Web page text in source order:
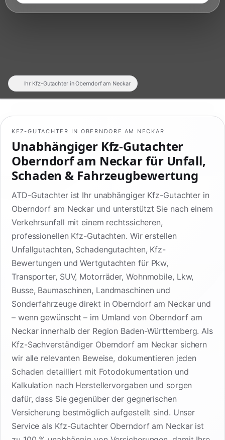
KFZ-GUTACHTER IN OBERNDORF AM NECKAR
Unabhängiger Kfz-Gutachter
Oberndorf am Neckar für Unfall,
Schaden & Fahrzeugbewertung
ATD-Gutachter ist Ihr unabhängiger Kfz-Gutachter in
Oberndorf am Neckar und unterstützt Sie nach einem
Verkehrsunfall mit einem rechtssicheren,
professionellen Kfz-Gutachten. Wir erstellen
Unfallgutachten, Schadengutachten, Kfz-
Bewertungen und Wertgutachten für Pkw,
Transporter, SUV, Motorräder, Wohnmobile, Lkw,
Busse, Baumaschinen, Landmaschinen und
Sonderfahrzeuge direkt in Oberndorf am Neckar und
– wenn gewünscht – im Umland von Oberndorf am
Neckar innerhalb der Region Baden-Württemberg. Als
Kfz-Sachverständiger Oberndorf am Neckar sichern
wir alle relevanten Beweise, dokumentieren jeden
Schaden detailliert mit Fotodokumentation und
Kalkulation nach Herstellervorgaben und sorgen
dafür, dass Sie gegenüber der gegnerischen
Versicherung bestmöglich aufgestellt sind. Unser
Service als Kfz-Gutachter Oberndorf am Neckar ist
Ihr Kfz-Gutachter in Oberndorf am Neckar